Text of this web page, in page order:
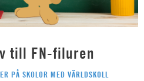
till FN-filuren
PÅ SKOLOR MED VÄRLDSKOLL